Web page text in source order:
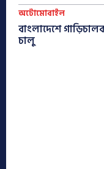
অটোমোবাইল
বাংলাদেশে
চালু